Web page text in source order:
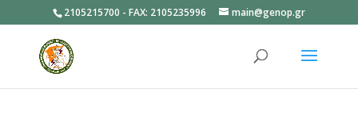
2105215700 - FAX: 2105235996 main@genop.gr